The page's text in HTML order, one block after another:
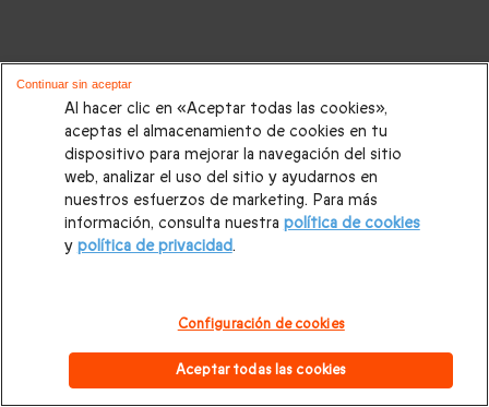
Al hacer clic en «Aceptar todas las cookies»,
aceptas el almacenamiento de cookies en tu
dispositivo para mejorar la navegación del sitio
web, analizar el uso del sitio y ayudarnos en
nuestros esfuerzos de marketing. Para más
información, consulta nuestra política de cookies
y política de privacidad.
Configuración de cookies
Aceptar todas las cookies
Continuar sin aceptar